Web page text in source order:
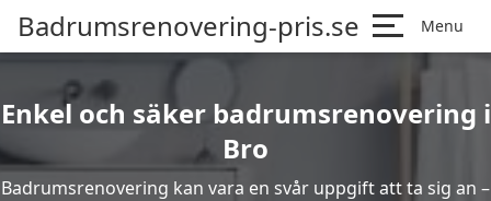
Badrumsrenovering-pris.se Menu
Enkel och säker badrumsrenovering i
Bro
Badrumsrenovering kan vara en svår uppgift att ta sig an –